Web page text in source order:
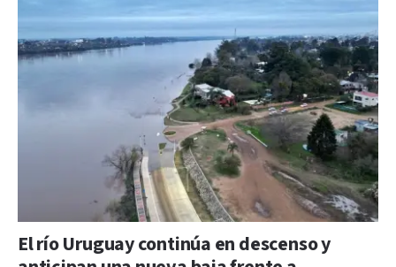
El río Uruguay continúa en descenso y